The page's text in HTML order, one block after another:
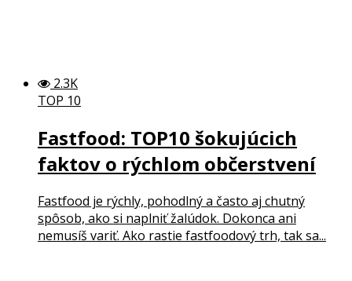
2.3K
TOP 10
Fastfood: TOP10 šokujúcich
faktov o rýchlom občerstvení
Fastfood je rýchly, pohodlný a často aj chutný
spôsob, ako si naplniť žalúdok. Dokonca ani
nemusíš variť. Ako rastie fastfoodový trh, tak sa...